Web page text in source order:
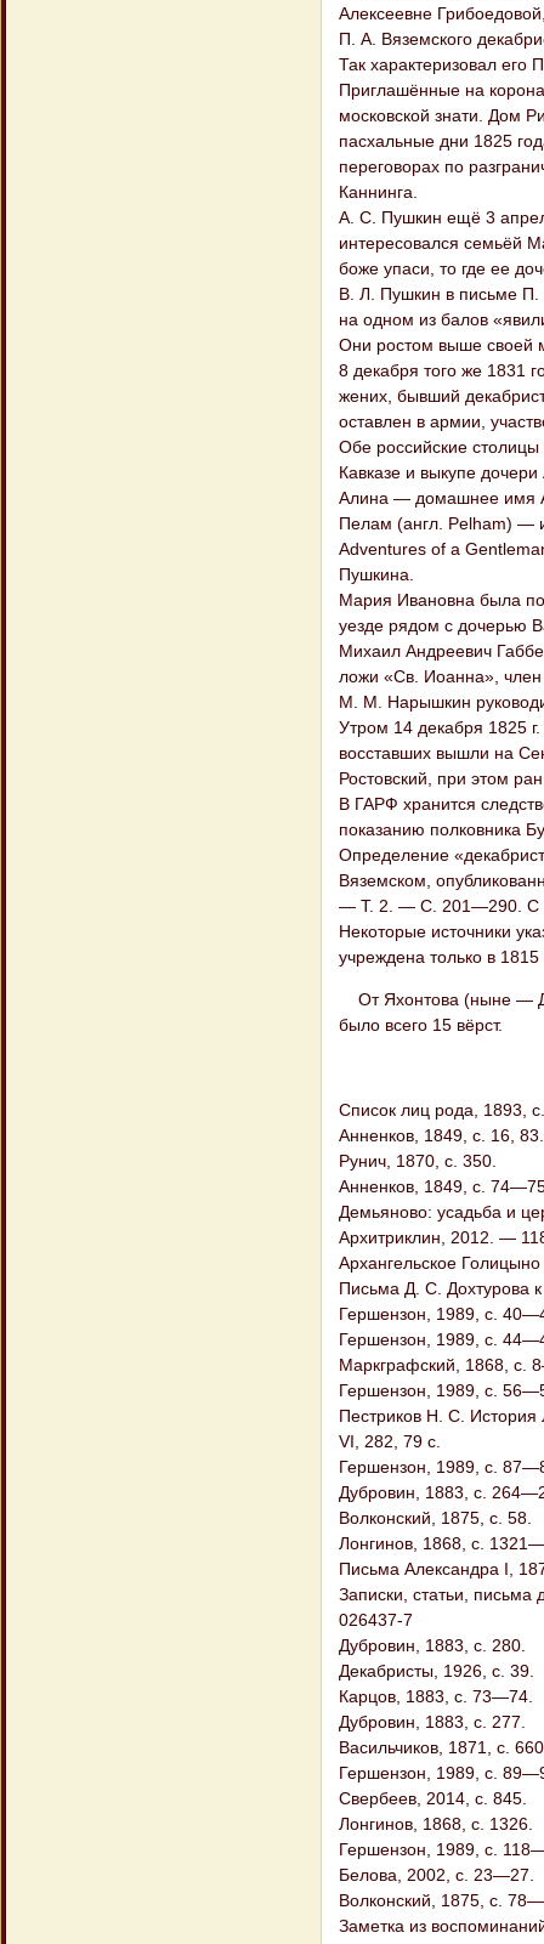
Алексеевне
П. А. Вяземского
Так характеризовал его
Приглашённые на
московской знати. Дом
пасхальные дни 1825
переговорах по
Каннинга.
А. С. Пушкин ещё 3
интересовался семьёй
боже упаси, то где ее
В. Л. Пушкин в письме П.
на одном из балов
Они ростом выше своей
8 декабря того же 1831
жених, бывший
оставлен в армии,
Обе российские
Кавказе и выкупе
Алина — домашнее имя
Пелам (англ. Pelham) —
Adventures of a
Пушкина.
Мария Ивановна была
уезде рядом с дочерью
Михаил Андреевич
ложи «Св. Иоанна»,
М. М. Нарышкин
Утром 14 декабря 1825
восставших вышли на
Ростовский, при этом
В ГАРФ хранится
показанию полковника
Определение
Вяземском,
— Т. 2. — С. 201—290. С
Некоторые источники
учреждена только в 1815
От Яхонтова (ныне —
было всего 15 вёрст.
Список лиц рода, 1893,
Анненков, 1849, с. 16, 83.
Рунич, 1870, с. 350.
Анненков, 1849, с.
Демьяново: усадьба и
Архитриклин, 2012. —
Архангельское Голицыно
Письма Д. С. Дохтурова
Гершензон, 1989, с.
Гершензон, 1989, с.
Маркграфский, 1868, с.
Гершензон, 1989, с.
Пестриков Н. С.
VI, 282, 79 с.
Гершензон, 1989, с.
Дубровин, 1883, с.
Волконский, 1875, с. 58.
Лонгинов, 1868, с.
Письма Александра I,
Записки, статьи,
026437-7
Дубровин, 1883, с. 280.
Декабристы, 1926, с. 39.
Карцов, 1883, с. 73—74.
Дубровин, 1883, с. 277.
Васильчиков, 1871, с.
Гершензон, 1989, с.
Свербеев, 2014, с. 845.
Лонгинов, 1868, с. 1326.
Гершензон, 1989, с.
Белова, 2002, с. 23—27.
Волконский, 1875, с.
Заметка из